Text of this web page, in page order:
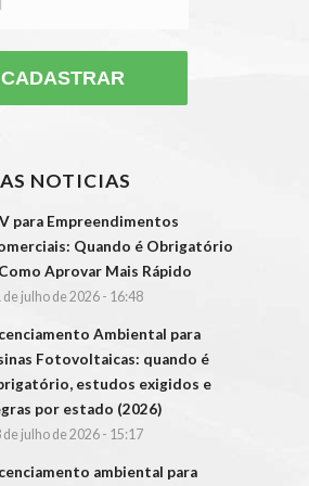
NOTICIAS
para Empreendimentos
Quando é Obrigatório
Aprovar Mais Rápido
de julho de 2026 - 16:48
Ambiental para
Fotovoltaicas: quando é
estudos exigidos e
por estado (2026)
de julho de 2026 - 15:17
ambiental para